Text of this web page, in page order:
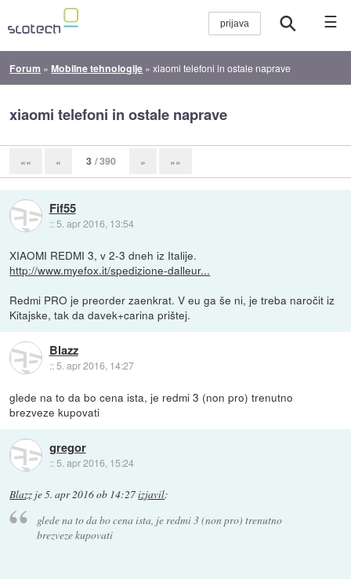
☰
Forum »Mobilne tehnologije »xiaomi telefoni in ostale naprave
xiaomi telefoni in ostale naprave
«« « 3 / 390 » »»
Fif55
:: 5. apr 2016, 13:54
XIAOMI REDMI 3, v 2-3 dneh iz Italije.
http://www.myefox.it/spedizione-dalleur...
Redmi PRO je preorder zaenkrat. V eu ga še ni, je treba naročit iz
Kitajske, tak da davek+carina prištej.
Blazz
::5. apr 2016, 14:27
glede na to da bo cena ista, je redmi 3 (non pro) trenutno
brezveze kupovati
gregor
:: 5. apr 2016, 15:24
Blazz je5. apr 2016 ob 14:27izjavil:
glede na to da bo cena ista, je redmi 3 (non pro) trenutno
brezveze kupovati